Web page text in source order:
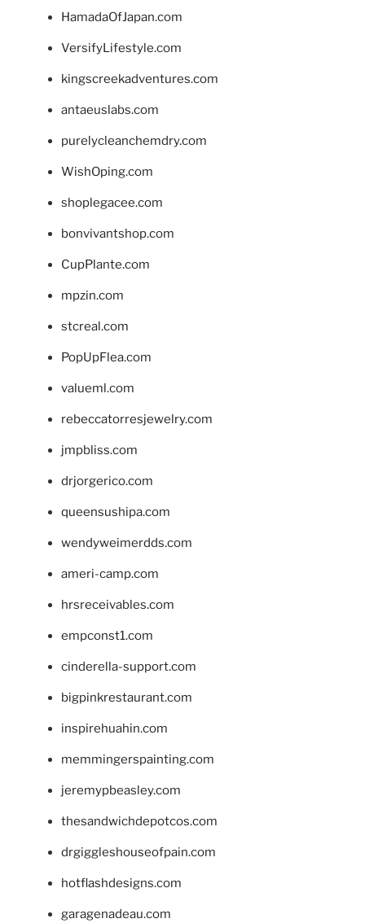
HamadaOfJapan.com
VersifyLifestyle.com
kingscreekadventures.com
antaeuslabs.com
purelycleanchemdry.com
WishOping.com
shoplegacee.com
bonvivantshop.com
CupPlante.com
mpzin.com
stcreal.com
PopUpFlea.com
valueml.com
rebeccatorresjewelry.com
jmpbliss.com
drjorgerico.com
queensushipa.com
wendyweimerdds.com
ameri-camp.com
hrsreceivables.com
empconst1.com
cinderella-support.com
bigpinkrestaurant.com
inspirehuahin.com
memmingerspainting.com
jeremypbeasley.com
thesandwichdepotcos.com
drgiggleshouseofpain.com
hotflashdesigns.com
garagenadeau.com